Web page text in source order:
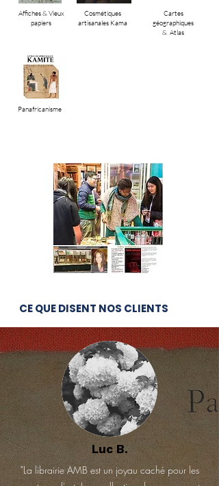
Affiches & Vieux
papiers
Cosmétiques
artisanales Kama
Cartes
géographiques
& Atlas
Panafricanisme
CE QUE DISENT NOS CLIENTS
Luc B.
"La librairie AMB est un joyau caché pour les